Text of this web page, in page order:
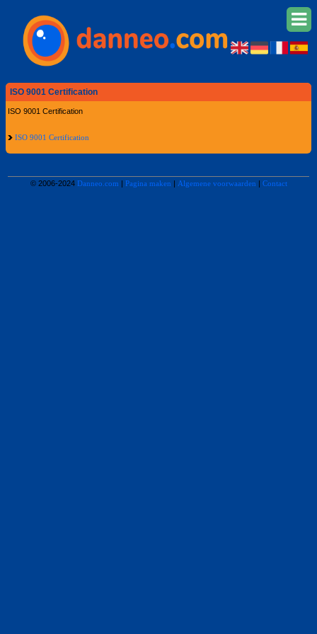
ISO 9001 Certification
ISO 9001 Certification
ISO 9001 Certification
© 2006-2024 Danneo.com | Pagina maken | Algemene voorwaarden | Contact